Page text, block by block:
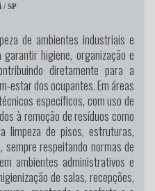
/ SP
de ambientes industriais e
higiene, organização e
diretamente para a
estar dos ocupantes. Em áreas
específicos, com uso de
à remoção de resíduos como
limpeza de pisos, estruturas,
sempre respeitando normas de
ambientes administrativos e
de salas, recepções,